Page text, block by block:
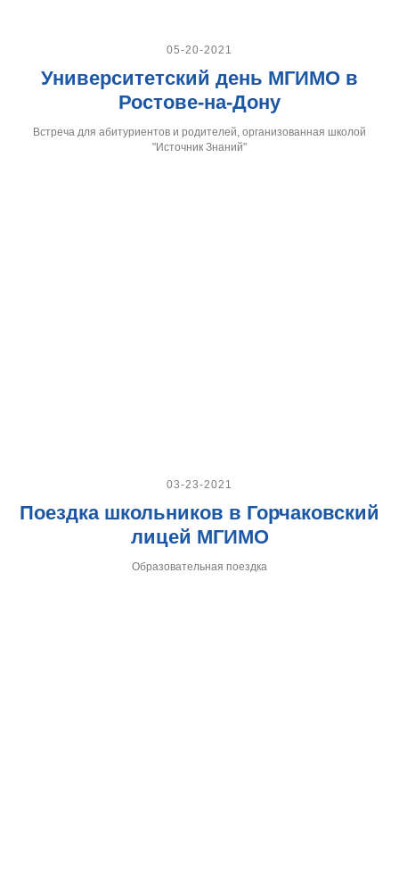
05-20-2021
Университетский день МГИМО в
Ростове-на-Дону
Встреча для абитуриентов и родителей, организованная школой
"Источник Знаний"
03-23-2021
Поездка школьников в Горчаковский
лицей МГИМО
Образовательная поездка